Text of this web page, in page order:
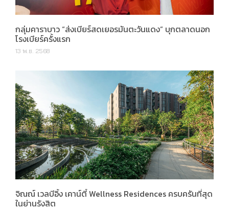
กลุ่มคาราบาว “ส่งเบียร์สดเยอรมันตะวันแดง” บุกตลาดนอก
โรงเบียร์ครั้งแรก
13 พ.ย. 2568
จิณณ์ เวลบีอิ้ง เคาน์ตี้ Wellness Residences ครบครันที่สุด
ในย่านรังสิต